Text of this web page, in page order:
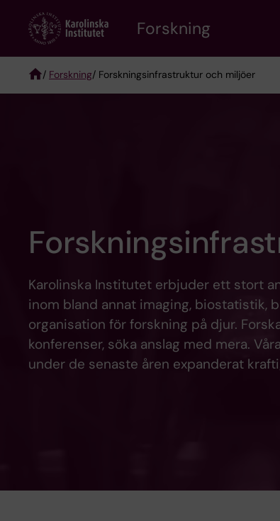
content
Forskning
Breadcrumb
/ Forskning/ Forskningsinfrastruktur och miljöer
Karolinska Institutet erbjuder ett stort
inom bland annat imaging, biostatistik,
organisation för forskning på djur.
konferenser, söka anslag med mera.
under de senaste åren expanderat